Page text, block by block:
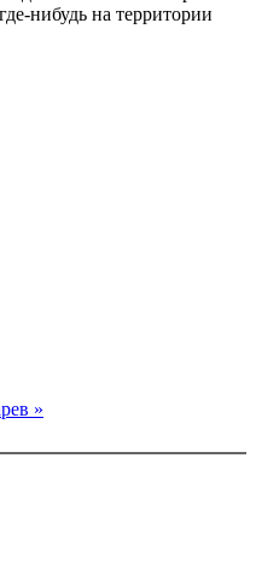
нибудь на территории
»